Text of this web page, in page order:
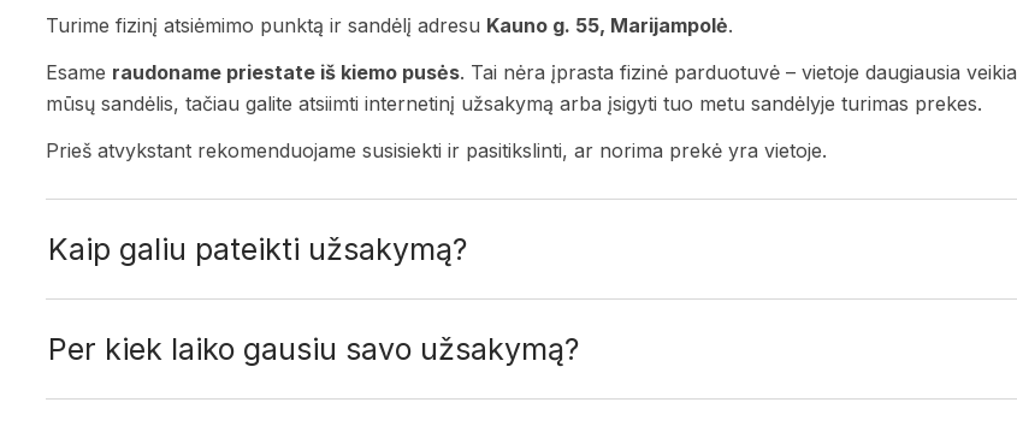
Turime fizinį atsiėmimo punktą ir sandėlį adresu Kauno g. 55, Marijampolė.
Esame raudoname priestate iš kiemo pusės. Tai nėra įprasta fizinė parduotuvė – vietoje daugiausia veikia
mūsų sandėlis, tačiau galite atsiimti internetinį užsakymą arba įsigyti tuo metu sandėlyje turimas prekes.
Prieš atvykstant rekomenduojame susisiekti ir pasitikslinti, ar norima prekė yra vietoje.
Kaip galiu pateikti užsakymą?
Per kiek laiko gausiu savo užsakymą?